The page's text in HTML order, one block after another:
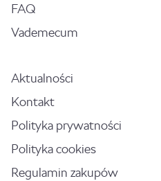
FAQ
Vademecum
Aktualności
Kontakt
Polityka prywatności
Polityka cookies
Regulamin zakupów